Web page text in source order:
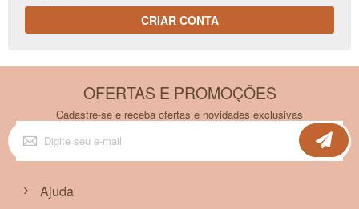
CRIAR CONTA
OFERTAS E PROMOÇÕES
Cadastre-se e receba ofertas e novidades exclusivas
Inscreva-
se
na
Ajuda